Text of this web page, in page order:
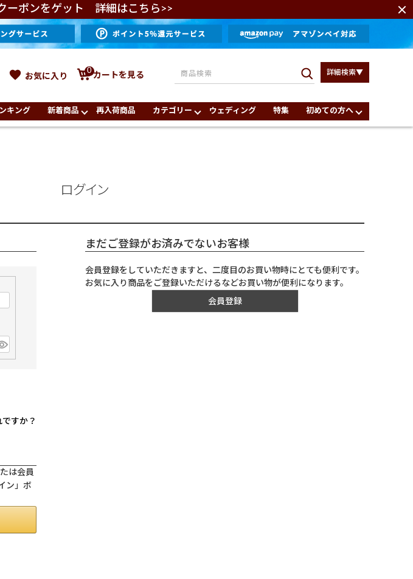
ーポンをゲット 詳細はこちら>>
お気に入り
0
カートを見る 詳細検索▼
キング 新着商品 再入荷商品 カテゴリー ウェディング 特集 初めての方へ
ログイン
すか？
は会員
ン」ボ
まだご登録がお済みでないお客様
会員登録をしていただきますと、二度目のお買い物時にとても便利です。
お気に入り商品をご登録いただけるなどお買い物が便利になります。
会員登録